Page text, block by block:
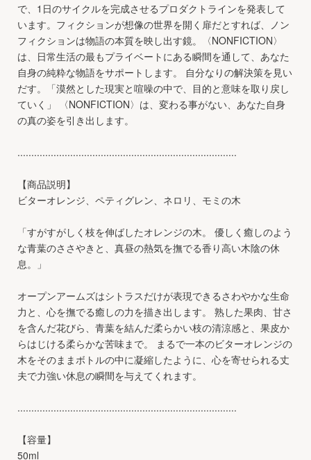
で、1日のサイクルを完成させるプロダクトラインを発表して
います。フィクションが想像の世界を開く扉だとすれば、ノン
フィクションは物語の本質を映し出す鏡。〈NONFICTION〉
は、日常生活の最もプライベートにある瞬間を通して、あなた
自身の純粋な物語をサポートします。 自分なりの解決策を見い
だす。「漠然とした現実と喧噪の中で、目的と意味を取り戻し
ていく」 〈NONFICTION〉は、変わる事がない、あなた自身
の真の姿を引き出します。
...............................................................................
【商品説明】
ビターオレンジ、ペティグレン、ネロリ、モミの木
「すがすがしく枝を伸ばしたオレンジの木。 優しく癒しのよう
な青葉のささやきと、真昼の熱気を撫でる香り高い木陰の休
息。」
オープンアームズはシトラスだけが表現できるさわやかな生命
力と、心を撫でる癒しの力を描き出します。 熟した果肉、甘さ
を含んだ花びら、青葉を結んだ柔らかい枝の清涼感と、果皮か
らはじける柔らかな苦味まで。 まるで一本のビターオレンジの
木をそのままボトルの中に凝縮したように、心を寄せられる丈
夫で力強い休息の瞬間を与えてくれます。
...............................................................................
【容量】
50ml